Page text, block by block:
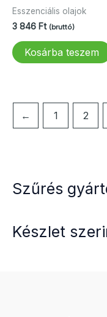
Esszenciális olajok
3 846 Ft (bruttó)
Kosárba teszem
← 1 2
Szűrés
Készlet